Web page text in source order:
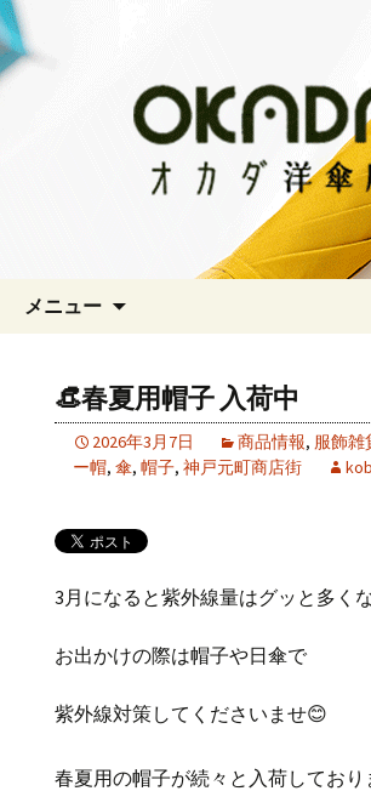
オカダ洋傘店
神戸三宮の老舗 オシャ
めならオカダ洋傘店
メニュー
👒春夏用帽子 入荷中
2026年3月7日 商品情報, 服飾雑
ー帽, 傘, 帽子, 神戸元町商店街
3月になると紫外線量はグッと多く
お出かけの際は帽子や日傘で
紫外線対策してくださいませ😊
春夏用の帽子が続々と入荷しており